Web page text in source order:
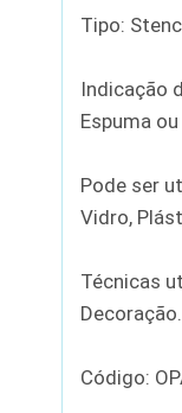
Tipo:
Indicação
Espuma
Pode ser
Vidro,
Técnicas
Decoração.
Código: